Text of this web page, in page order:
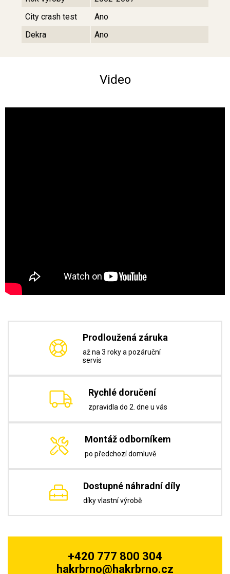
City crash test
Ano
Dekra
Ano
Video
Prodloužená záruka
až na 3 roky a pozáruční
servis
Rychlé doručení
zpravidla do 2. dne u vás
Montáž odborníkem
po předchozí domluvě
Dostupné náhradní díly
díky vlastní výrobě
+420 777 800 304
hakrbrno@hakrbrno.cz